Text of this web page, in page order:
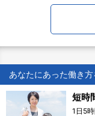
あなたにあった働き方
短時
1日5